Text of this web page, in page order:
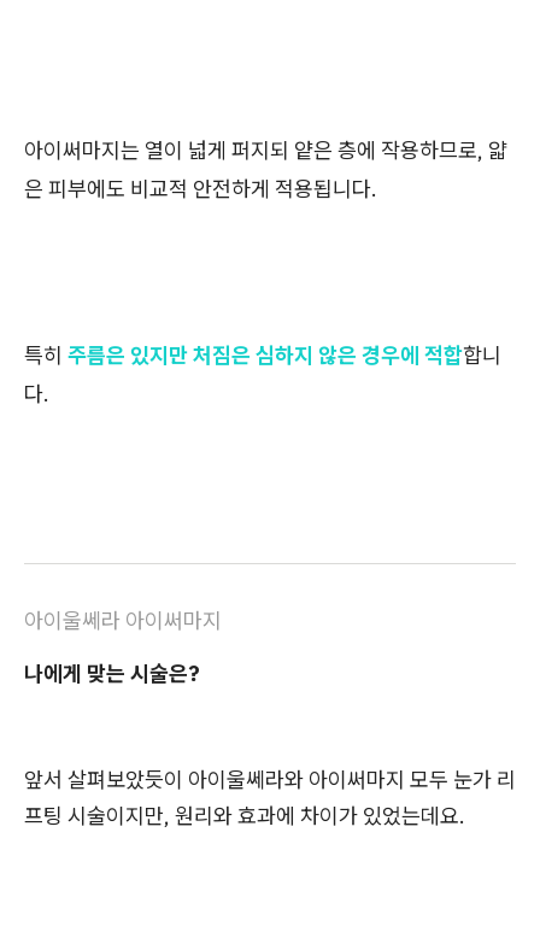
아이써마지는 열이 넓게 퍼지되 얕은 층에 작용하므로, 얇
은 피부에도 비교적 안전하게 적용됩니다.
특히 주름은 있지만 처짐은 심하지 않은 경우에 적합합니
다.
아이울쎄라 아이써마지
나에게 맞는 시술은?
앞서 살펴보았듯이 아이울쎄라와 아이써마지 모두 눈가 리
프팅 시술이지만, 원리와 효과에 차이가 있었는데요.